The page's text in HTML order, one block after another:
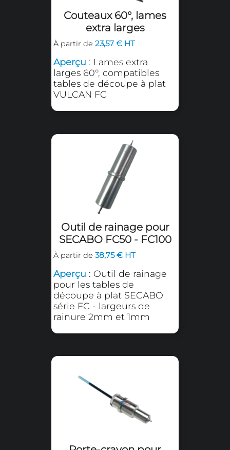
À partir de 22,36 € HT
Aperçu: Lames de
découpe pleine chair 45°
pour tables de découpe à
plat SECABO FC50 et
FC100
Couteaux 60°, lames
extra larges
À partir de 23,57 € HT
Aperçu: Lames extra
larges 60°, compatibles
tables de découpe à plat